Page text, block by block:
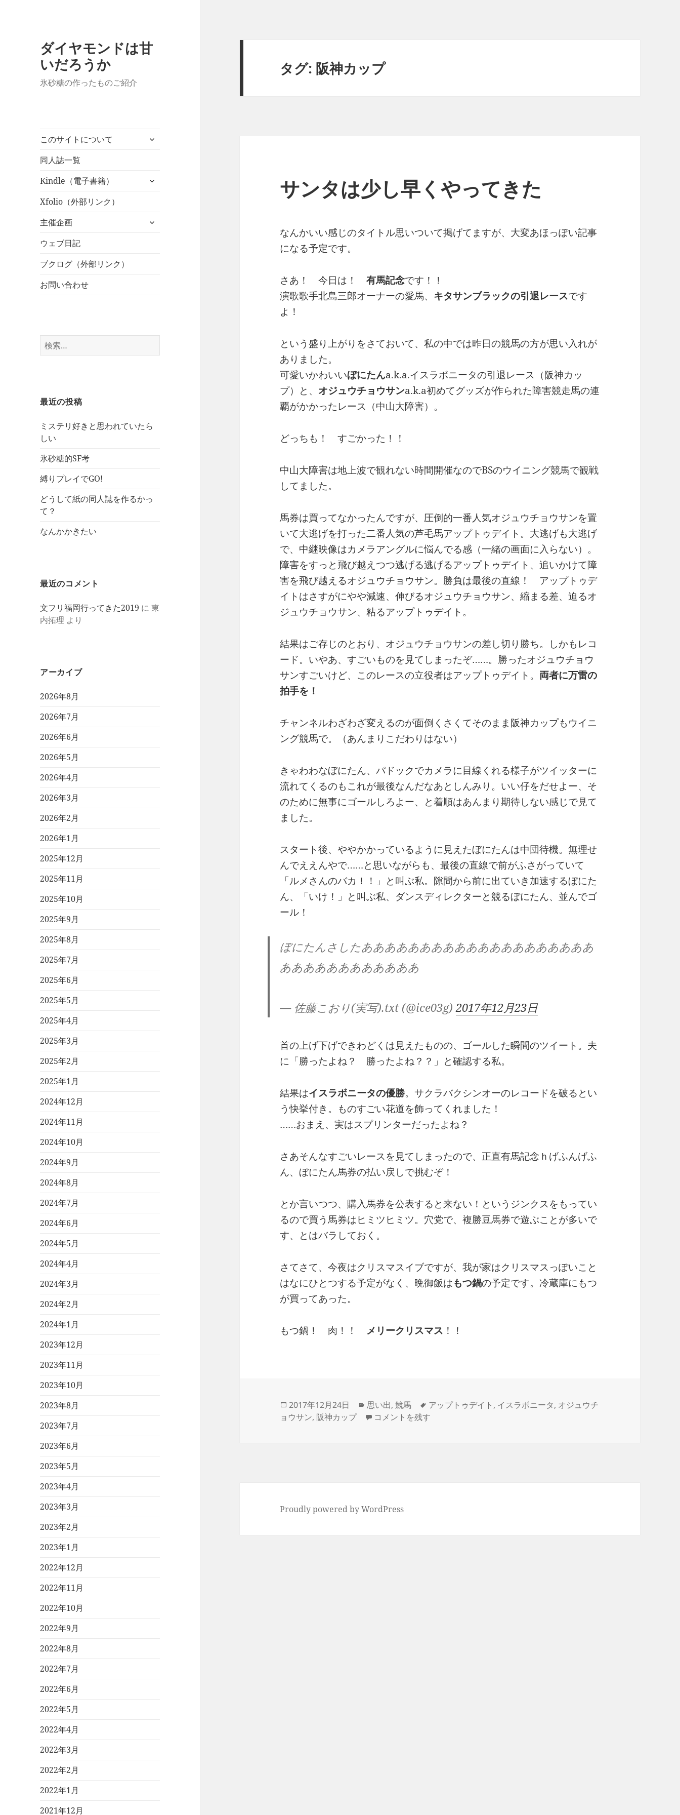
ダイヤモンドは甘
いだろうか
氷砂糖の作ったものご紹介
このサイトについて
サ
ュ
同人誌一覧
Kindle（電子書籍）
サ
ュ
Xfolio（外部リンク）
主催企画
サ
ウェブ日記
ブクログ（外部リンク）
お問い合わせ
検
索:
最近の投稿
ミステリ好きと思われていたら
しい
氷砂糖的SF考
縛りプレイでGO!
どうして紙の同人誌を作るかっ
て？
なんかかきたい
最近のコメント
文フリ福岡行ってきた2019 に東
内拓理 より
アーカイブ
2026年8月
2026年7月
2026年6月
2026年5月
2026年4月
2026年3月
2026年2月
2026年1月
2025年12月
2025年11月
2025年10月
2025年9月
2025年8月
2025年7月
2025年6月
2025年5月
2025年4月
2025年3月
2025年2月
2025年1月
2024年12月
2024年11月
2024年10月
2024年9月
2024年8月
2024年7月
2024年6月
2024年5月
2024年4月
2024年3月
2024年2月
2024年1月
2023年12月
2023年11月
2023年10月
2023年8月
2023年7月
2023年6月
2023年5月
2023年4月
2023年3月
2023年2月
2023年1月
2022年12月
2022年11月
2022年10月
2022年9月
2022年8月
2022年7月
2022年6月
2022年5月
2022年4月
2022年3月
2022年2月
2022年1月
2021年12月
タグ: 阪神カップ
サンタは少し早くやってきた
なんかいい感じのタイトル思いついて掲げてますが、大変あほっぽい記事
になる予定です。
さあ！ 今日は！有馬記念です！！
演歌歌手北島三郎オーナーの愛馬、 キタサンブラックの引退レースです
よ！
という盛り上がりをさておいて、私の中では昨日の競馬の方が思い入れが
ありました。
可愛いかわいいぼにたんa.k.a.イスラボニータの引退レース（阪神カッ
プ）と、 オジュウチョウサンa.k.a初めてグッズが作られた障害競走馬の連
覇がかかったレース（中山大障害）。
どっちも！ すごかった！！
中山大障害は地上波で観れない時間開催なのでBSのウイニング競馬で観戦
してました。
馬券は買ってなかったんですが、圧倒的一番人気オジュウチョウサンを置
いて大逃げを打った二番人気の芦毛馬アップトゥデイト。大逃げも大逃げ
で、中継映像はカメラアングルに悩んでる感（一緒の画面に入らない）。
障害をすっと飛び越えつつ逃げる逃げるアップトゥデイト、追いかけて障
害を飛び越えるオジュウチョウサン。勝負は最後の直線！ アップトゥデ
イトはさすがにやや減速、伸びるオジュウチョウサン、縮まる差、迫るオ
ジュウチョウサン、粘るアップトゥデイト。
結果はご存じのとおり、オジュウチョウサンの差し切り勝ち。しかもレコ
ード。いやあ、すごいものを見てしまったぞ……。勝ったオジュウチョウ
サンすごいけど、このレースの立役者はアップトゥデイト。 両者に万雷の
拍手を！
チャンネルわざわざ変えるのが面倒くさくてそのまま阪神カップもウイニ
ング競馬で。（あんまりこだわりはない）
きゃわわなぼにたん、パドックでカメラに目線くれる様子がツイッターに
流れてくるのもこれが最後なんだなあとしんみり。いい仔をだせよー、そ
のために無事にゴールしろよー、と着順はあんまり期待しない感じで見て
ました。
スタート後、ややかかっているように見えたぼにたんは中団待機。無理せ
んでええんやで……と思いながらも、最後の直線で前がふさがっていて
「ルメさんのバカ！！」と叫ぶ私。隙間から前に出ていき加速するぼにた
ん、「いけ！」と叫ぶ私、ダンスディレクターと競るぼにたん、並んでゴ
ール！
ぼにたんさしたああああああああああああああああああああ
ああああああああああああ
— 佐藤こおり(実写).txt (@ice03g)2017年12月23日
首の上げ下げできわどくは見えたものの、ゴールした瞬間のツイート。夫
に「勝ったよね？ 勝ったよね？？」と確認する私。
結果はイスラボニータの優勝。サクラバクシンオーのレコードを破るとい
う快挙付き。ものすごい花道を飾ってくれました！
……おまえ、実はスプリンターだったよね？
さあそんなすごいレースを見てしまったので、正直有馬記念ｈげふんげふ
ん、ぼにたん馬券の払い戻しで挑むぞ！
とか言いつつ、購入馬券を公表すると来ない！というジンクスをもってい
るので買う馬券はヒミツヒミツ。穴党で、複勝豆馬券で遊ぶことが多いで
す、とはバラしておく。
さてさて、今夜はクリスマスイブですが、我が家はクリスマスっぽいこと
はなにひとつする予定がなく、晩御飯はもつ鍋の予定です。冷蔵庫にもつ
が買ってあった。
もつ鍋！ 肉！！ メリークリスマス ！！
投
稿
2017年12月24日
カ
テ
思い出,競馬
タ
グ
アップトゥデイト , イスラボニータ, オジュウチ
ョウサン, 阪神カップ サンタは少し早くやってきた に
コメントを残す
Proudly powered by WordPress